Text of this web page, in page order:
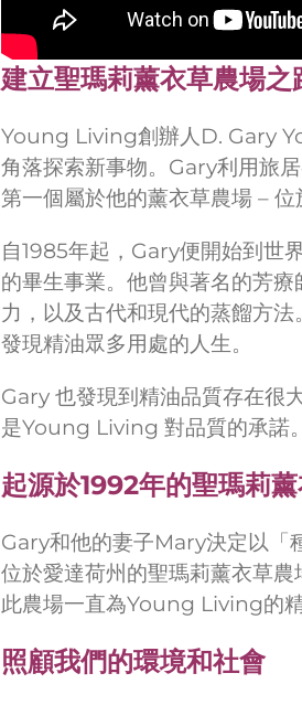
建立聖瑪莉薰衣草農場之
Young Living創辦人D. Gary
角落探索新事物。Gary利用旅
第一個屬於他的薰衣草農場 –
自1985年起，Gary便開始到世
的畢生事業。他曾與著名的芳
力，以及古代和現代的蒸餾方
發現精油眾多用處的人生。
Gary 也發現到精油品質存在很
是Young Living 對品質的承諾。
起源於1992年的聖瑪莉
Gary和他的妻子Mary決定以「
位於愛達荷州的聖瑪莉薰衣草
此農場一直為Young Living的
照顧我們的環境和社會